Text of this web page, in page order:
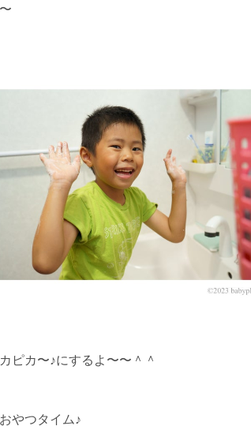
ピカ〜♪にするよ〜〜＾＾
やつタイム♪